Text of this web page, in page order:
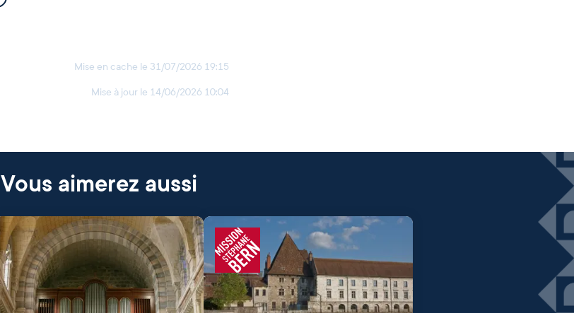
Mise en cache le 31/07/2026 19:15
Mise à jour le 14/06/2026 10:04
Vous aimerez aussi